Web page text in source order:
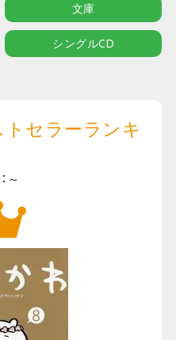
文庫
シングルCD
トセラーランキ
～